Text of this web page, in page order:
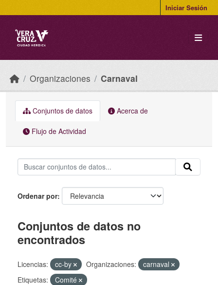
Iniciar Sesión
Organizaciones Carnaval
Conjuntos de datos Acerca de
Flujo de Actividad
Ordenar por
Conjuntos de datos no
encontrados
Licencias: cc-by Organizaciones:
carnaval
Etiquetas:
Comité